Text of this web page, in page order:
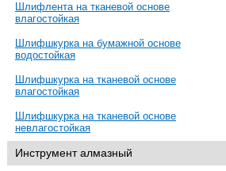
Шлифлента на тканевой основе
влагостойкая
Шлифшкурка на бумажной основе
водостойкая
Шлифшкурка на тканевой основе
влагостойкая
Шлифшкурка на тканевой основе
невлагостойкая
Инструмент алмазный